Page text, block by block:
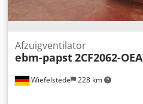
Wiefelstede 228 km
Afzuigventilator
ebm-papst2CF2062-OEA